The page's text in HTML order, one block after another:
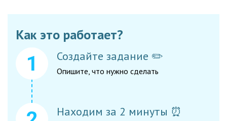
Как это работает?
Создайте задание ✏️
Опишите, что нужно сделать
Находим за 2 минуты ⏰